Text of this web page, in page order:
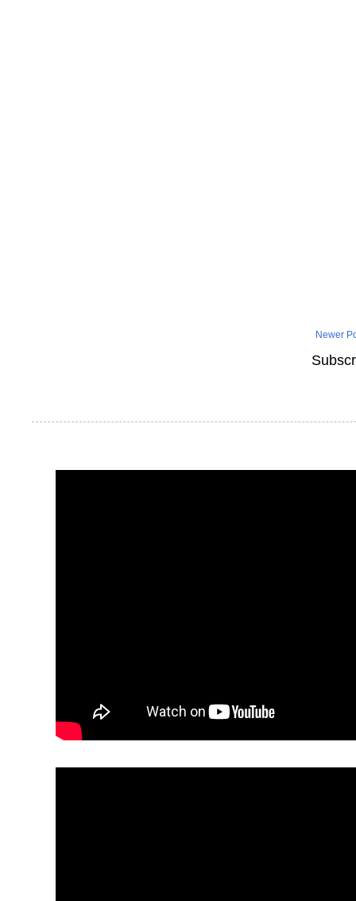
Newer